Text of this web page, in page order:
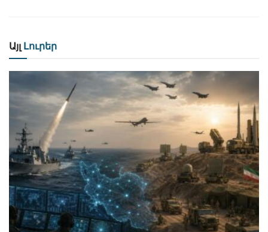
Այլ Լուրեր